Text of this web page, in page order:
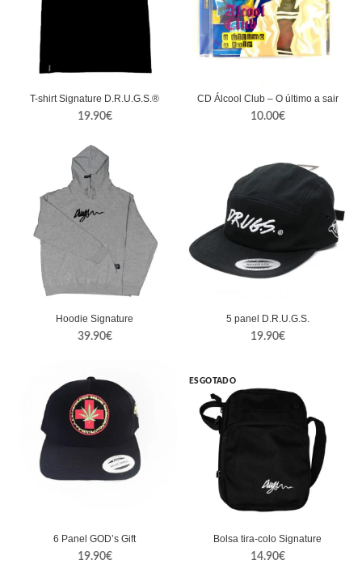
T-shirt Signature D.R.U.G.S.®
19.90€
CD Álcool Club – O último a sair
10.00€
Hoodie Signature
39.90€
5 panel D.R.U.G.S.
19.90€
6 Panel GOD’s Gift
19.90€
ESGOTADO
Bolsa tira-colo Signature
14.90€